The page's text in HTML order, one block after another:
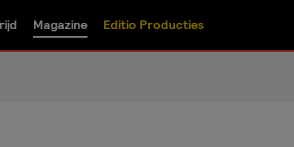
Magazine Editio Producties